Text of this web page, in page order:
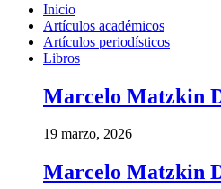
Inicio
Artículos académicos
Artículos periodísticos
Libros
Marcelo Matzkin
19 marzo, 2026
Marcelo Matzkin